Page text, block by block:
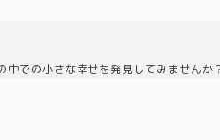
中での小さな幸せを発見してみませんか